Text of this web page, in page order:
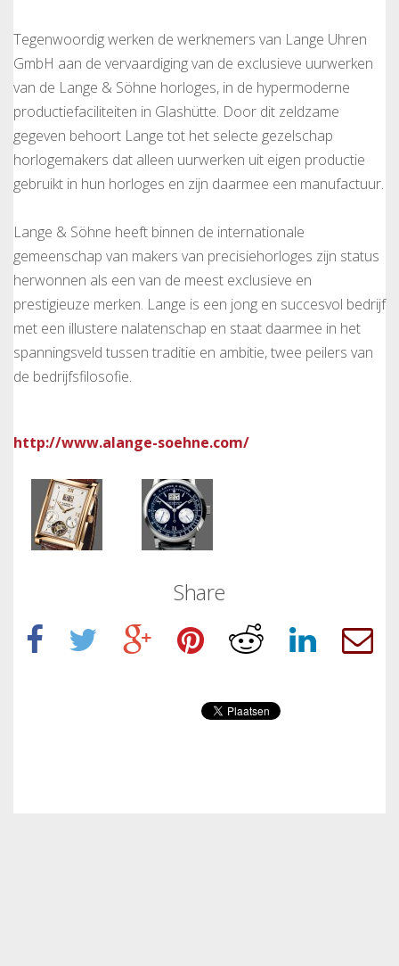
Tegenwoordig werken de werknemers van Lange Uhren
GmbH aan de vervaardiging van de exclusieve uurwerken
van de Lange & Söhne horloges, in de hypermoderne
productiefaciliteiten in Glashütte. Door dit zeldzame
gegeven behoort Lange tot het selecte gezelschap
horlogemakers dat alleen uurwerken uit eigen productie
gebruikt in hun horloges en zijn daarmee een manufactuur.
Lange & Söhne heeft binnen de internationale
gemeenschap van makers van precisiehorloges zijn status
herwonnen als een van de meest exclusieve en
prestigieuze merken. Lange is een jong en succesvol bedrijf
met een illustere nalatenschap en staat daarmee in het
spanningsveld tussen traditie en ambitie, twee peilers van
de bedrijfsfilosofie.
http://www.alange-soehne.com/
Share